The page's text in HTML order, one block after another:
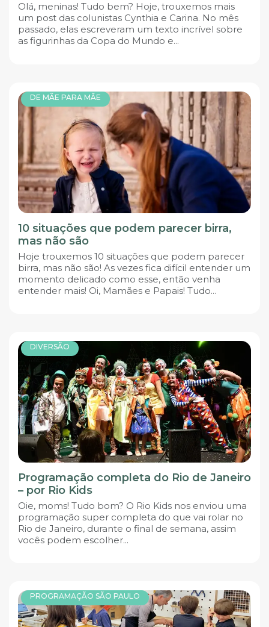
Olá, meninas! Tudo bem? Hoje, trouxemos mais
um post das colunistas Cynthia e Carina. No mês
passado, elas escreveram um texto incrível sobre
as figurinhas da Copa do Mundo e...
DE MÃE PARA MÃE
10 situações que podem parecer birra,
mas não são
Hoje trouxemos 10 situações que podem parecer
birra, mas não são! As vezes fica difícil entender um
momento delicado como esse, então venha
entender mais! Oi, Mamães e Papais! Tudo...
DIVERSÃO
Programação completa do Rio de Janeiro
– por Rio Kids
Oie, moms! Tudo bom? O Rio Kids nos enviou uma
programação super completa do que vai rolar no
Rio de Janeiro, durante o final de semana, assim
vocês podem escolher...
PROGRAMAÇÃO SÃO PAULO